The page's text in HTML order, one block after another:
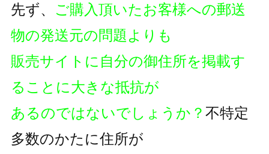
先ず、 ご購入頂いたお客様への郵送
物の発送元の問題よりも
販売サイトに自分の御住所を掲載す
ることに大きな抵抗が
あるのではないでしょうか？ 不特定
多数のかたに住所が